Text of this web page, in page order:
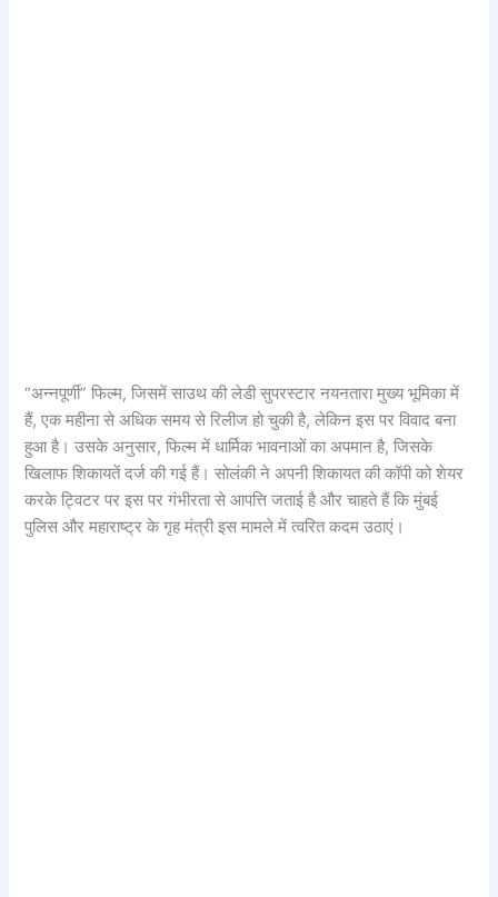
“अन्नपूर्णी” फिल्म, जिसमें साउथ की लेडी सुपरस्टार नयनतारा मुख्य भूमिका में
हैं, एक महीना से अधिक समय से रिलीज हो चुकी है, लेकिन इस पर विवाद बना
हुआ है। उसके अनुसार, फिल्म में धार्मिक भावनाओं का अपमान है, जिसके
खिलाफ शिकायतें दर्ज की गई हैं। सोलंकी ने अपनी शिकायत की कॉपी को शेयर
करके ट्विटर पर इस पर गंभीरता से आपत्ति जताई है और चाहते हैं कि मुंबई
पुलिस और महाराष्ट्र के गृह मंत्री इस मामले में त्वरित कदम उठाएं।